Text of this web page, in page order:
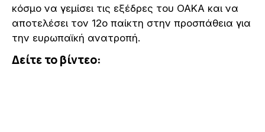
κόσμο να γεμίσει τις εξέδρες του ΟΑΚΑ και να
αποτελέσει τον 12ο παίκτη στην προσπάθεια για
την ευρωπαϊκή ανατροπή.
Δείτε το βίντεο: